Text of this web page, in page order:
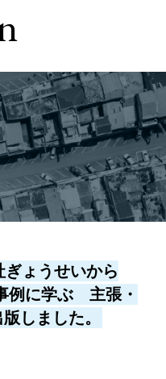
ぎょうせいから
例に学ぶ 主張・
しました。